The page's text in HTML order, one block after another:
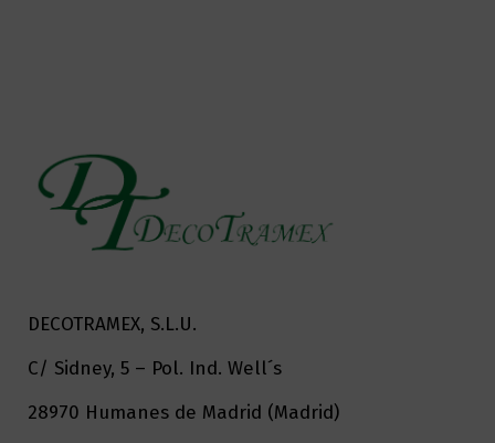
DECOTRAMEX, S.L.U.
C/ Sidney, 5 – Pol. Ind. Well´s
28970 Humanes de Madrid (Madrid)